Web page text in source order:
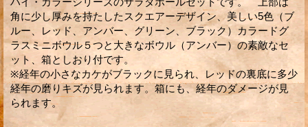
角に少し厚みを持たしたスクエアーデザイン、美しい5色（ブ
ルー、レッド、アンバー、グリーン、ブラック）カラードグ
ラスミニボウル５つと大きなボウル（アンバー）の素敵なセ
ット、箱としおり付です。
※経年の小さなカケがブラックに見られ、レッドの裏底に多少
経年の磨りキズが見られます。箱にも、経年のダメージが見
られます。